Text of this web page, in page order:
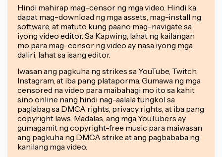
Hindi mahirap mag-censor ng mga video. Hindi ka
dapat mag-download ng mga assets, mag-install ng
software, at matuto kung paano mag-navigate sa
iyong video editor. Sa Kapwing, lahat ng kailangan
mo para mag-censor ng video ay nasa iyong mga
daliri, lahat sa isang editor.
Iwasan ang pagkuha ng strikes sa YouTube, Twitch,
Instagram, at iba pang plataporma. Gumawa ng mga
censored na video para maibahagi mo ito sa kahit
sino online nang hindi nag-aalala tungkol sa
paglabag sa DMCA rights, privacy rights, at iba pang
copyright laws. Madalas, ang mga YouTubers ay
gumagamit ng copyright-free music para maiwasan
ang pagkuha ng DMCA strike at ang pagbababa ng
kanilang mga video.